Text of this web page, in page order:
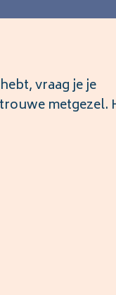
vraag je je
metgezel.